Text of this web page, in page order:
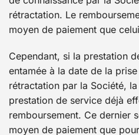
rétractation. Le
moyen de paiement que
Cependant, si la prestation
entamée à la date de la
rétractation par la Société,
prestation de service déjà
remboursement. Ce dernier
moyen de paiement que pour